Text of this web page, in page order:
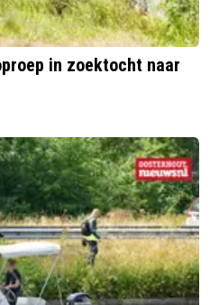
in zoektocht naar